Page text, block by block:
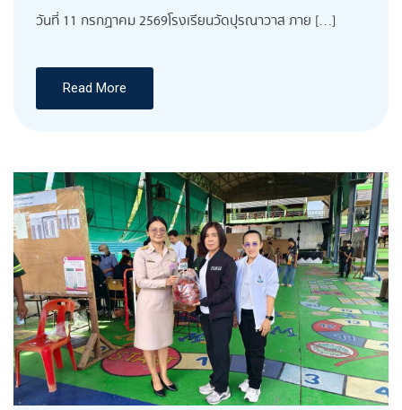
วันที่ 11 กรกฏาคม 2569โรงเรียนวัดปุรณาวาส ภาย […]
Read More